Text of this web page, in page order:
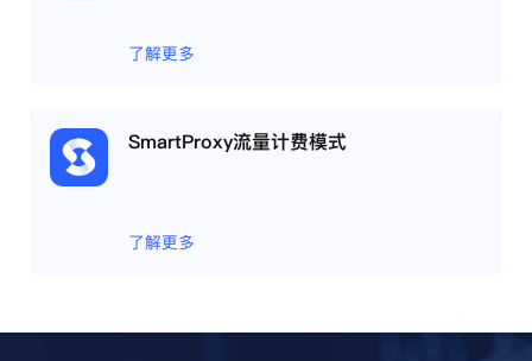
了解更多
SmartProxy流量计费模式
了解更多